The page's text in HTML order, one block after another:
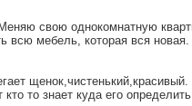
Меняю свою однокомнатную
всю мебель, которая вся
щенок,чистенький,красивый.
кто то знает куда его